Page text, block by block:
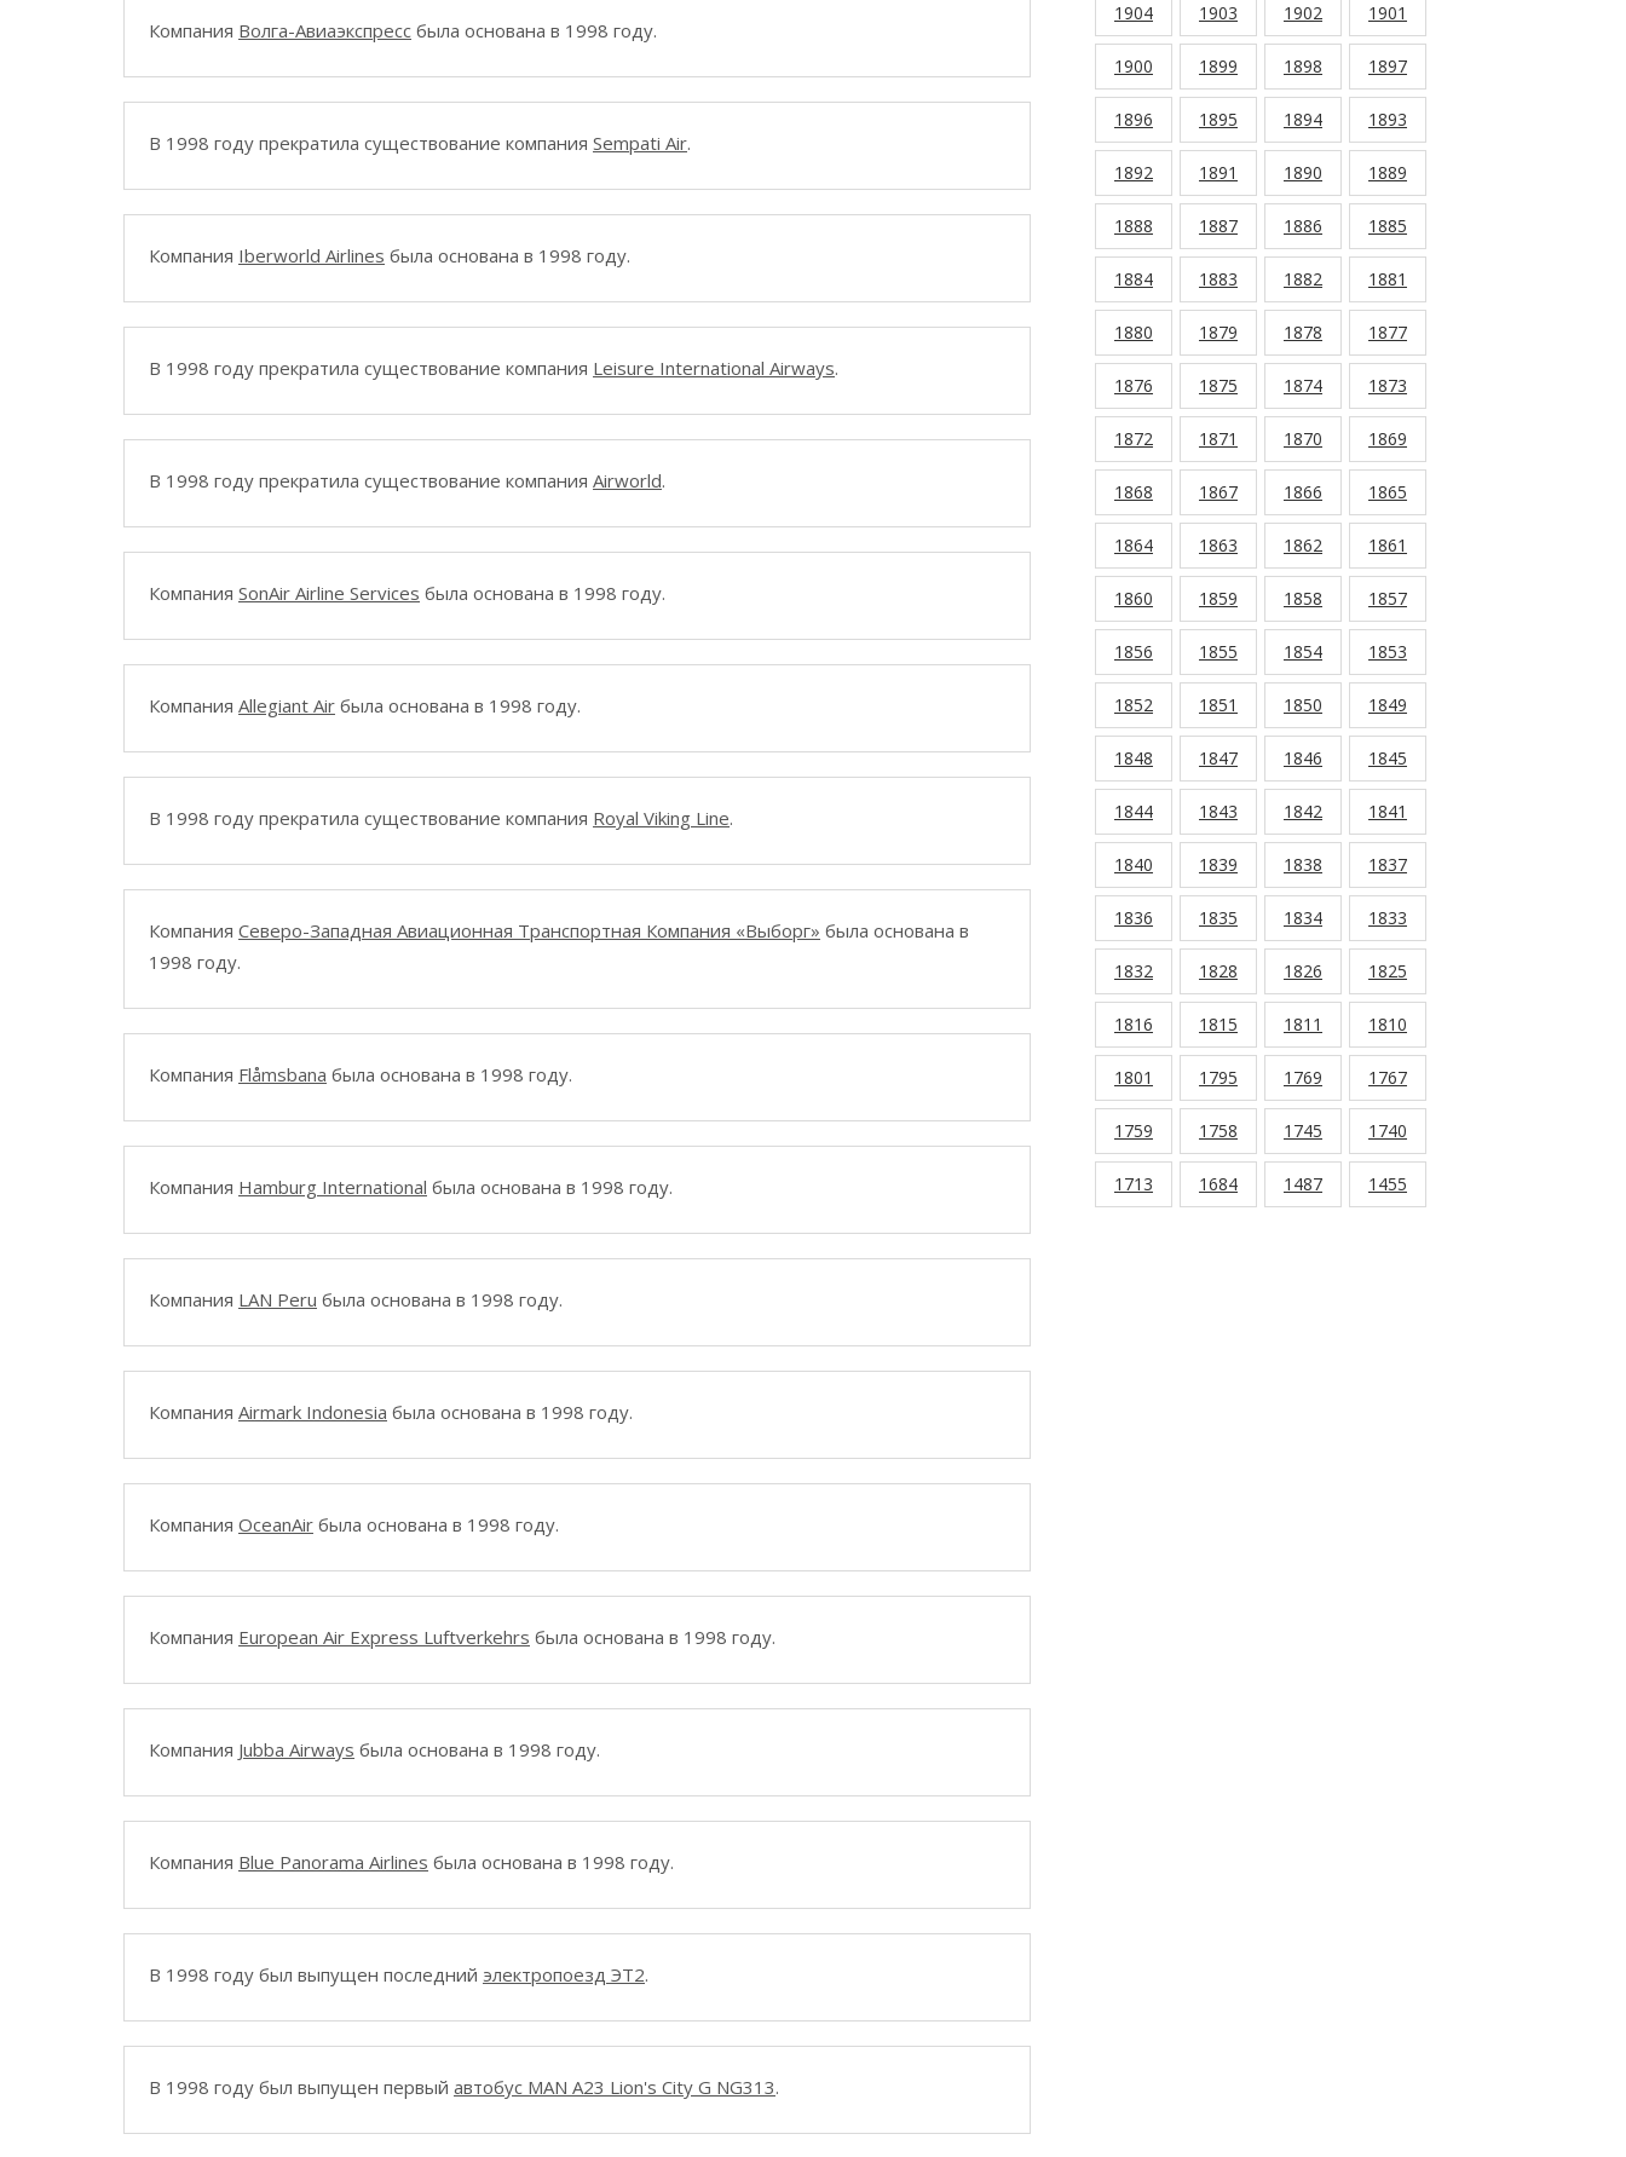
Компания Волга-Авиаэкспресс была основана в 1998 году.
В 1998 году прекратила существование компания Sempati Air.
Компания Iberworld Airlines была основана в 1998 году.
В 1998 году прекратила существование компания Leisure International Airways.
В 1998 году прекратила существование компания Airworld.
Компания SonAir Airline Services была основана в 1998 году.
Компания Allegiant Air была основана в 1998 году.
В 1998 году прекратила существование компания Royal Viking Line.
Компания Северо-Западная Авиационная Транспортная Компания «Выборг» была основана в
1998 году.
Компания Flåmsbana была основана в 1998 году.
Компания Hamburg International была основана в 1998 году.
Компания LAN Peru была основана в 1998 году.
Компания Airmark Indonesia была основана в 1998 году.
Компания OceanAir была основана в 1998 году.
Компания European Air Express Luftverkehrs была основана в 1998 году.
Компания Jubba Airways была основана в 1998 году.
Компания Blue Panorama Airlines была основана в 1998 году.
В 1998 году был выпущен последний электропоезд ЭТ2.
В 1998 году был выпущен первый автобус MAN A23 Lion's City G NG313.
1904 1903 1902 1901
1900 1899 1898 1897
1896 1895 1894 1893
1892 1891 1890 1889
1888 1887 1886 1885
1884 1883 1882 1881
1880 1879 1878 1877
1876 1875 1874 1873
1872 1871 1870 1869
1868 1867 1866 1865
1864 1863 1862 1861
1860 1859 1858 1857
1856 1855 1854 1853
1852 1851 1850 1849
1848 1847 1846 1845
1844 1843 1842 1841
1840 1839 1838 1837
1836 1835 1834 1833
1832 1828 1826 1825
1816 1815 1811 1810
1801 1795 1769 1767
1759 1758 1745 1740
1713 1684 1487 1455